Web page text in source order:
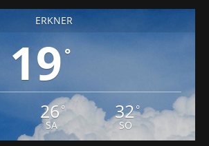
ERKNER
19 °
26°
SA
32°
SO